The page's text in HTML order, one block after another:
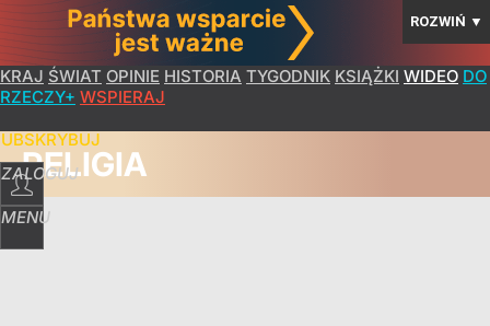
ROZWIŃ ▼
KRAJ ŚWIAT OPINIE HISTORIA TYGODNIK KSIĄŻKI WIDEO DO
RZECZY+ WSPIERAJ
ZALOGUJ
MENU
RELIGIA